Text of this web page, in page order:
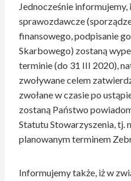
Jednocześnie
sprawozdawcze
finansowego, podpisanie
Skarbowego) zostaną
terminie (do 31 III 2020),
zwoływane celem
zwołane w czasie po
zostaną Państwo
Statutu Stowarzyszenia, tj.
planowanym terminem
Informujemy także, iż w